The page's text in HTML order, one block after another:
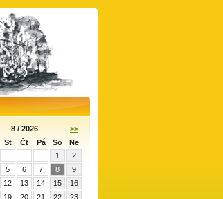
8 / 2026
>>
St Čt Pá So
Ne
1
2
5 6 7 8
9
12 13 14 15
16
19 20 21 22
23